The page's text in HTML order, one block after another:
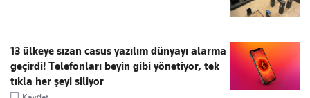
13 ülkeye sızan casus yazılım dünyayı alarma
geçirdi! Telefonları beyin gibi yönetiyor, tek
tıkla her şeyi siliyor